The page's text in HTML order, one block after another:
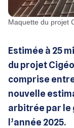
Maquette du projet
Estimée à 25
du projet
comprise
nouvelle
arbitrée par le
l’année 2025.